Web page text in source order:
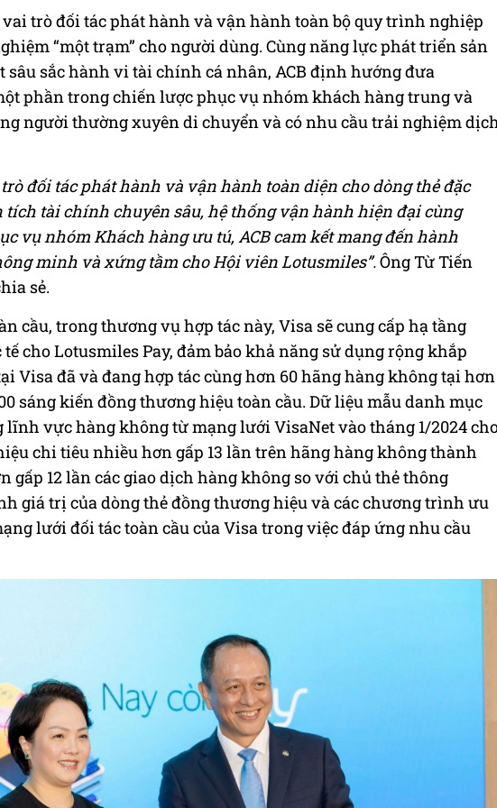
vai trò đối tác phát hành và vận hành toàn bộ quy trình nghiệp
“một trạm” cho người dùng. Cùng năng lực phát triển sản
sắc hành vi tài chính cá nhân, ACB định hướng đưa
phần trong chiến lược phục vụ nhóm khách hàng trung và
người thường xuyên di chuyển và có nhu cầu trải nghiệm
đối tác phát hành và vận hành toàn diện cho dòng thẻ đặc
tích tài chính chuyên sâu, hệ thống vận hành hiện đại cùng
vụ nhóm Khách hàng ưu tú, ACB cam kết mang đến hành
minh và xứng tầm cho Hội viên Lotusmiles”.Ông Từ Tiến
sẻ.
cầu, trong thương vụ hợp tác này, Visa sẽ cung cấp hạ tầng
cho Lotusmiles Pay, đảm bảo khả năng sử dụng rộng khắp
Visa đã và đang hợp tác cùng hơn 60 hãng hàng không tại hơn
sáng kiến đồng thương hiệu toàn cầu. Dữ liệu mẫu danh mục
vực hàng không từ mạng lưới VisaNet vào tháng 1/2024
chi tiêu nhiều hơn gấp 13 lần trên hãng hàng không thành
gấp 12 lần các giao dịch hàng không so với chủ thẻ thông
giá trị của dòng thẻ đồng thương hiệu và các chương trình ưu
lưới đối tác toàn cầu của Visa trong việc đáp ứng nhu cầu